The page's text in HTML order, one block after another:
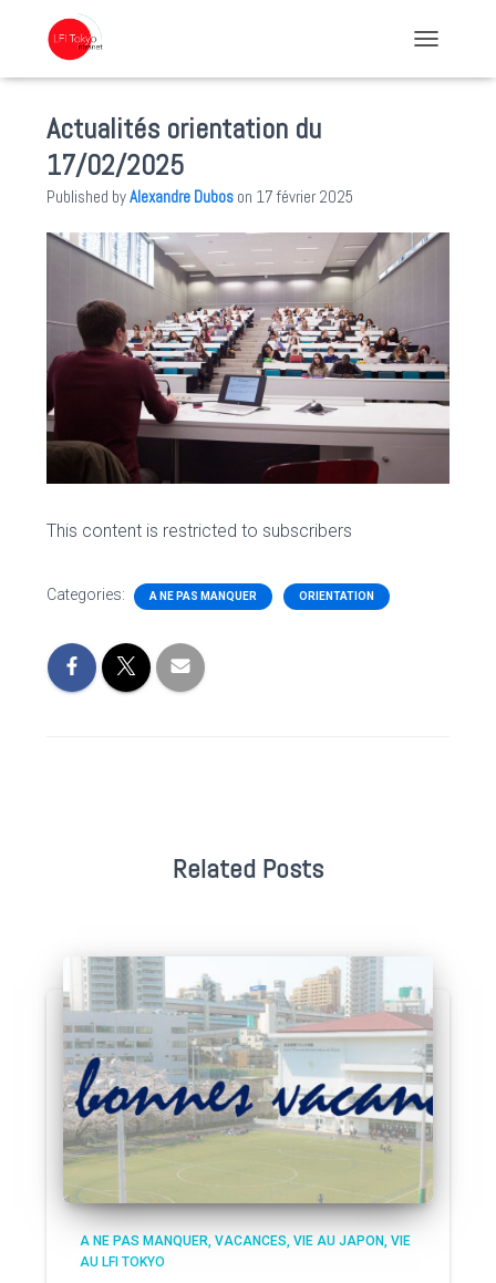
Actualités orientation du
17/02/2025
Published byAlexandre Dubos on 17 février 2025
This content is restricted to subscribers
Categories: A NE PAS MANQUER ORIENTATION
Related Posts
A NE PAS MANQUER VACANCES VIE AU JAPON VIE
AU LFI TOKYO